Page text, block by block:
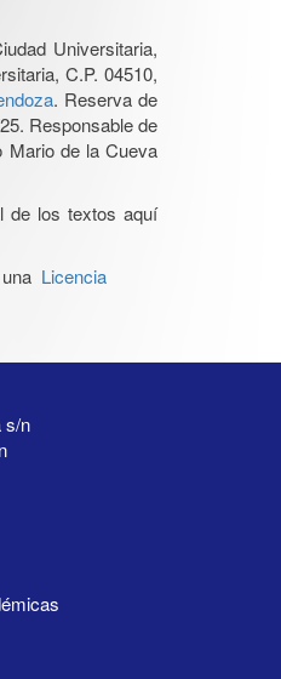
Universitaria,
C.P. 04510,
. Reserva de
Responsable de
Mario de la Cueva
de los textos aquí
Licencia
s/n